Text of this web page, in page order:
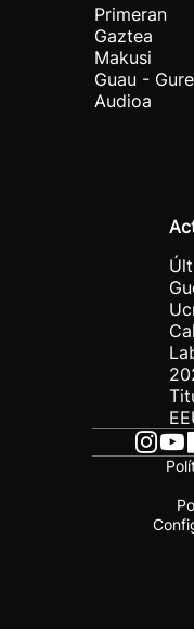
Primeran
Gaztea
Makusi
Guau - Gure
Audioa